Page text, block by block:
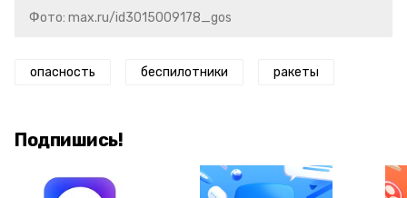
Фото: max.ru/id3015009178_gos
опасность беспилотники ракеты
Подпишись!